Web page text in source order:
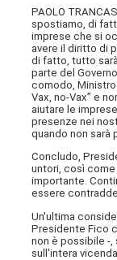
PAOLO
spostiamo, di
imprese che si
avere il diritto di
di fatto, tutto
parte del
comodo,
Vax, no-Vax” e
aiutare le
presenze nei
quando non sarà
Concludo,
untori, così
importante.
essere
Un'ultima
Presidente Fico
non è possibile -
sull'intera